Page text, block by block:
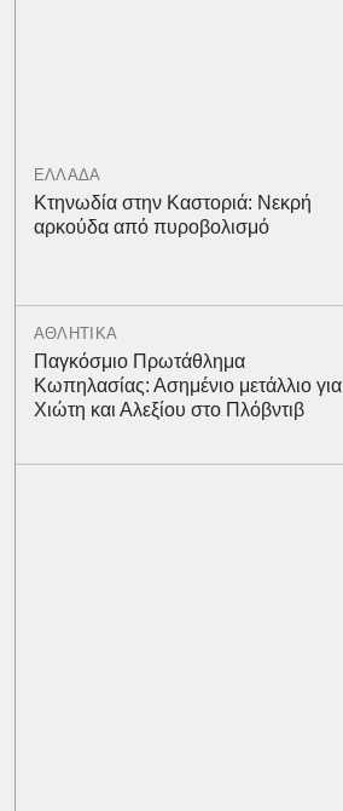
ΕΛΛΑΔΑ
Κτηνωδία στην Καστοριά: Νεκρή
αρκούδα από πυροβολισμό
ΑΘΛΗΤΙΚΑ
Παγκόσμιο Πρωτάθλημα
Κωπηλασίας: Ασημένιο μετάλλιο για
Χιώτη και Αλεξίου στο Πλόβντιβ